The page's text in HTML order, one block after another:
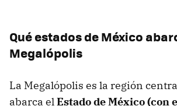
Qué estados de México
Megalópolis
La Megalópolis es la región
abarca elEstado de México (con